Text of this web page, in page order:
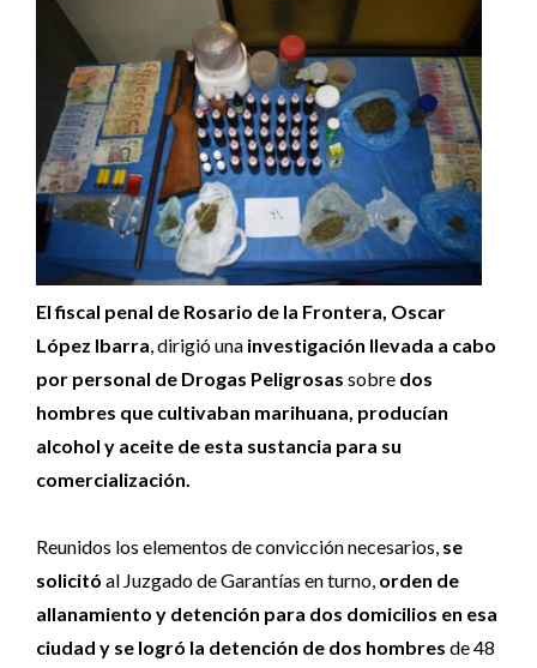
El fiscal penal de Rosario de la Frontera, Oscar
López Ibarra, dirigió una investigación llevada a cabo
por personal de Drogas Peligrosas sobre dos
hombres que cultivaban marihuana, producían
alcohol y aceite de esta sustancia para su
comercialización.
Reunidos los elementos de convicción necesarios, se
solicitó al Juzgado de Garantías en turno, orden de
allanamiento y detención para dos domicilios en esa
ciudad y se logró la detención de dos hombres de 48